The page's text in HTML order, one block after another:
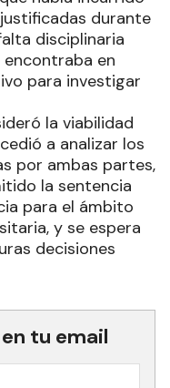
durante
disciplinaria
encontraba en
para investigar
la viabilidad
a analizar los
por ambas partes,
la sentencia
para el ámbito
y se espera
decisiones
tu email